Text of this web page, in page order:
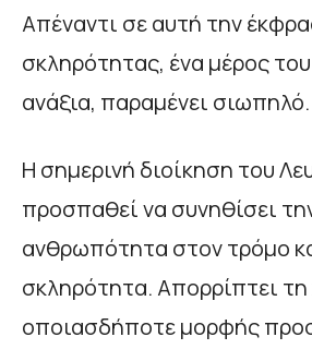
Απέναντι σε αυτή την
σκληρότητας, ένα μέρος
ανάξια, παραμένει σιωπηλό.
Η σημερινή διοίκηση του
προσπαθεί να συνηθίσει
ανθρωπότητα στον τρόμο
σκληρότητα. Απορρίπτει
οποιασδήποτε μορφής